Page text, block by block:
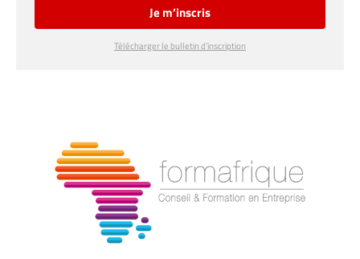
Je m’inscris
Télécharger le bulletin d’inscription